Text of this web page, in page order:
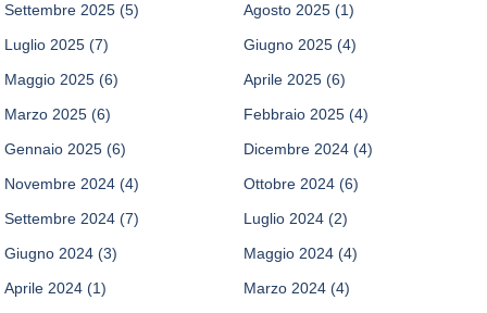
Settembre 2025 (5) Agosto 2025 (1)
Luglio 2025 (7) Giugno 2025 (4)
Maggio 2025 (6) Aprile 2025 (6)
Marzo 2025 (6) Febbraio 2025 (4)
Gennaio 2025 (6) Dicembre 2024 (4)
Novembre 2024 (4) Ottobre 2024 (6)
Settembre 2024 (7) Luglio 2024 (2)
Giugno 2024 (3) Maggio 2024 (4)
Aprile 2024 (1) Marzo 2024 (4)